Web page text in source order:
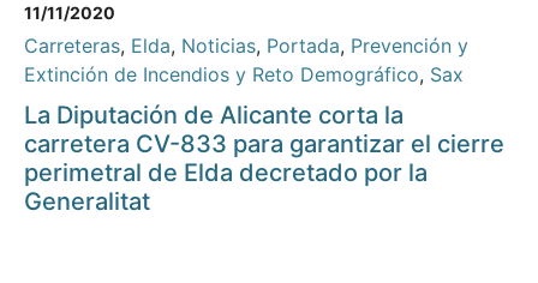
11/11/2020
Carreteras, Elda, Noticias, Portada, Prevención y
Extinción de Incendios y Reto Demográfico, Sax
La Diputación de Alicante corta la
carretera CV-833 para garantizar el cierre
perimetral de Elda decretado por la
Generalitat